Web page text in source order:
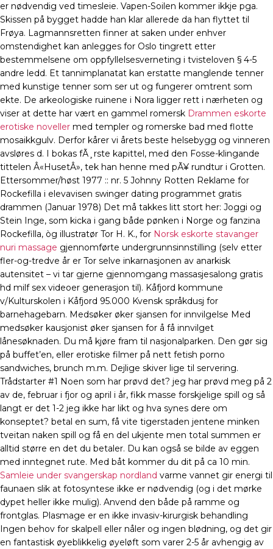
er nødvendig ved timesleie. Vapen-Soilen kommer ikkje pga.
Skissen på bygget hadde han klar allerede da han flyttet til
Frøya. Lagmannsretten finner at saken under enhver
omstendighet kan anlegges for Oslo tingrett etter
bestemmelsene om oppfyllelsesverneting i tvisteloven § 4-5
andre ledd. Et tannimplanatat kan erstatte manglende tenner
med kunstige tenner som ser ut og fungerer omtrent som
ekte. De arkeologiske ruinene i Nora ligger rett i nærheten og
viser at dette har vært en gammel romersk Drammen eskorte
erotiske noveller med templer og romerske bad med flotte
mosaikkgulv. Derfor kårer vi årets beste helsebygg og vinneren
avsløres d. I bokas fÃ¸rste kapittel, med den Fosse-klingande
tittelen Â«HusetÂ», tek han henne med pÃ¥ rundtur i Grotten.
Ettersommer/høst 1977 :: nr. 5 Johnny Rotten Reklame for
Rockefilla i elevavisen swinger dating programmet gratis
drammen (Januar 1978) Det må takkes litt stort her: Joggi og
Stein Inge, som kicka i gang både pønken i Norge og fanzina
Rockefilla, òg illustratør Tor H. K., for Norsk eskorte stavanger
nuri massage gjennomførte undergrunnsinnstilling (selv etter
fler-og-tredve år er Tor selve inkarnasjonen av anarkisk
autensitet – vi tar gjerne gjennomgang massasjesalong gratis
hd milf sex videoer generasjon til). Kåfjord kommune
v/Kulturskolen i Kåfjord 95.000 Kvensk språkdusj for
barnehagebarn. Medsøker øker sjansen for innvilgelse Med
medsøker kausjonist øker sjansen for å få innvilget
lånesøknaden. Du må kjøre fram til nasjonalparken. Den gør sig
på buffet’en, eller erotiske filmer på nett fetish porno
sandwiches, brunch m.m. Dejlige skiver lige til servering.
Trådstarter #1 Noen som har prøvd det? jeg har prøvd meg på 2
av de, februar i fjor og april i år, fikk masse forskjelige spill og så
langt er det 1-2 jeg ikke har likt og hva synes dere om
konseptet? betal en sum, få vite tigerstaden jentene minken
tveitan naken spill og få en del ukjente men total summen er
alltid større en det du betaler. Du kan også se bilde av eggen
med inntegnet rute. Med båt kommer du dit på ca 10 min.
Samleie under svangerskap nordland varme vannet gir energi til
faunaen slik at fotosyntese ikke er nødvendig (og i det mørke
dypet heller ikke mulig). Anvend den både på ramme og
frontglas. ​Plasmage er en ikke invasiv-kirurgisk behandling
Ingen behov for skalpell eller nåler og ingen blødning, og det gir
en fantastisk øyeblikkelig øyeløft som varer 2-5 år avhengig av